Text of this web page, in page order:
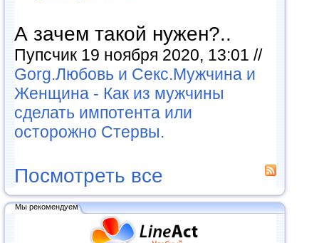
А зачем такой нужен?..
Пупсчик 19 ноября 2020, 13:01 //
Gorg.Любовь и Секс.Мужчина и
Женщина - Как из мужчины
сделать импотента или
осторожно Стервы.
Посмотреть все
Мы рекомендуем